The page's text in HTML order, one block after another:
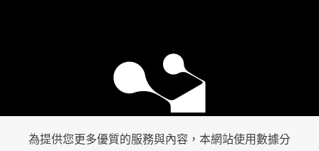
為提供您更多優質的服務與內容，本網站使用數據分